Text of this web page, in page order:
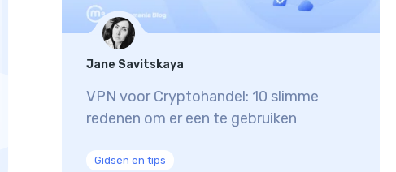
Jane Savitskaya
VPN voor Cryptohandel: 10 slimme
redenen om er een te gebruiken
Gidsen en tips